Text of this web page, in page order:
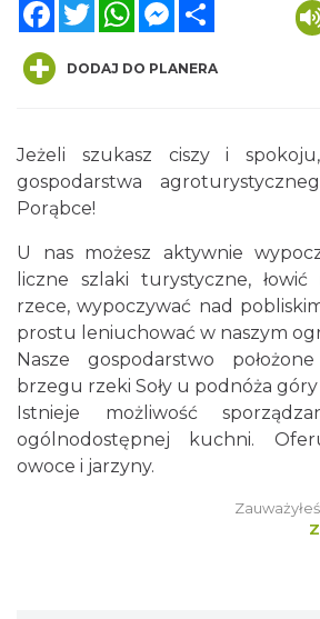
FacebookTwitterWhatsAppMessenger
DODAJ DO PLANERA
Jeżeli szukasz ciszy i
gospodarstwa
Porąbce!
U nas możesz aktywnie
liczne szlaki turystyczne,
rzece, wypoczywać nad
prostu leniuchować w naszym
Nasze gospodarstwo
brzegu rzeki Soły u podnóża góry
Istnieje możliwość
ogólnodostępnej kuchni.
owoce i jarzyny.